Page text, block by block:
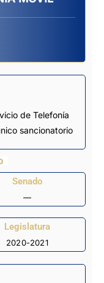
de Telefonía
sancionatorio
Senado
—
Legislatura
2020-2021